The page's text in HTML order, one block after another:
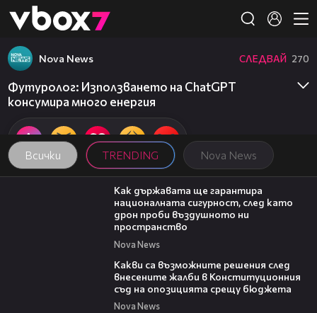
👾
Всички TRENDING Nova News
Nova News СЛЕДВАЙ 270
Футуролог: Използването на ChatGPT
консумира много енергия
21:36
Как държавата ще гарантира
националната сигурност, след като
дрон проби въздушното ни
пространство
Nova News
Какви са възможните решения след
внесените жалби в Конституционния
съд на опозицията срещу бюджета
Nova News